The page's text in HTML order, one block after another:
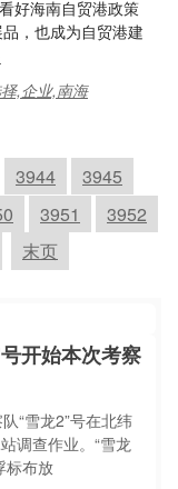
好海南自贸港政策
，也成为自贸港建
,企业,南海
3944
3945
3951
3952
末页
开始本次考察
“雪龙2”号在北纬
调查作业。“雪龙
标布放